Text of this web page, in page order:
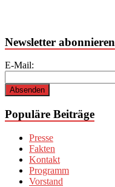
Newsletter abonnieren
E-Mail:
Populäre Beiträge
Presse
Fakten
Kontakt
Programm
Vorstand